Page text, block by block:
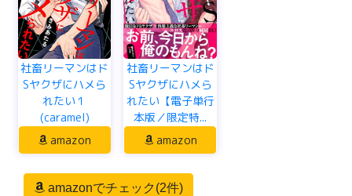
社畜リーマンはド
Sヤクザにハメら
れたい１
(caramel)
amazon
社畜リーマンはド
Sヤクザにハメら
れたい【電子単行
本版／限定特...
amazon
amazonでチェック(2件)